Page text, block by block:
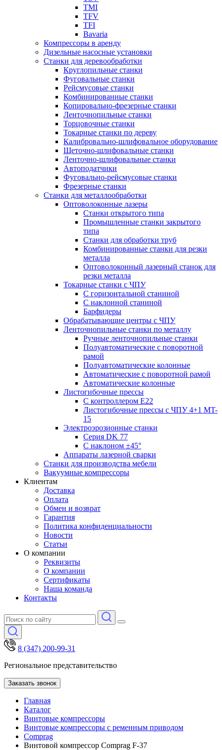
TMI
TFV
TFI
Bavaria
Компрессоры в аренду
Дизельные насосные установки
Станки для деревообработки
Круглопильные станки
Фуговальные станки
Рейсмусовые станки
Комбинированные станки
Копировально-фрезерные станки
Ленточнопильные станки
Торцовочные станки
Токарные станки по дереву
Калибровально-шлифовальное оборудование
Щеточно-шлифовальные станки
Ленточно-шлифовальные станки
Автоподатчики
Фуговально-рейсмусовые станки
Фрезерные станки
Станки для металлообработки
Оптоволоконные лазеры
Станки открытого типа
Промышленные станки закрытого
типа
Станки для обработки труб
Комбинированные станки для резки
металла
Оптоволоконный лазерный станок для
резки металла
Токарные станки с ЧПУ
С горизонтальной станиной
С наклонной станиной
Барфидеры
Обрабатывающие центры с ЧПУ
Ленточнопильные станки по металлу
Ручные ленточнопильные станки
Полуавтоматические с поворотной
рамой
Полуавтоматические колонные
Автоматические с поворотной рамой
Автоматические колонные
Листогибочные прессы
С контроллером E22
Листогибочные прессы с ЧПУ 4+1 MT-
15
Электроэрозионные станки
Серия DK 77
С наклоном ±45°
Аппараты лазерной сварки
Станки для производства мебели
Вакуумные компрессоры
Клиентам
Доставка
Оплата
Обмен и возврат
Гарантия
Политика конфиденциальности
Новости
Статьи
О компании
Реквизиты
О компании
Сертификаты
Наша команда
Контакты
8 (347) 200-99-31
Региональное представительство
Заказать звонок
Главная
Каталог
Винтовые компрессоры
Винтовые компрессоры с ременным приводом
Comprag
Винтовой компрессор Comprag F-37